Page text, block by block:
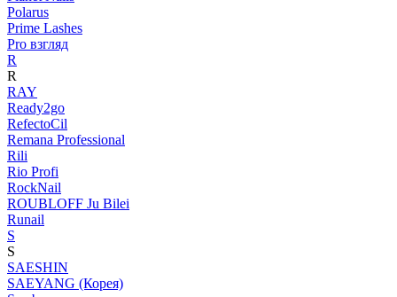
Polarus
Prime Lashes
Pro взгляд
R
R
RAY
Ready2go
RefectoCil
Remana Professional
Rili
Rio Profi
RockNail
ROUBLOFF Ju Bilei
Runail
S
S
SAESHIN
SAEYANG (Корея)